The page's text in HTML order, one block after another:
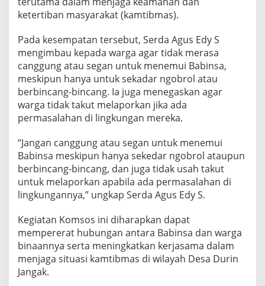
a
r
a
d
i
W
a
r
u
n
o
p
i
ketertiban masyarakat (kamtibmas).
Pada kesempatan tersebut, Serda Agus Edy S
mengimbau kepada warga agar tidak merasa
canggung atau segan untuk menemui Babinsa,
meskipun hanya untuk sekadar ngobrol atau
berbincang-bincang. Ia juga menegaskan agar
warga tidak takut melaporkan jika ada
permasalahan di lingkungan mereka.
“Jangan canggung atau segan untuk menemui
Babinsa meskipun hanya sekedar ngobrol ataupun
berbincang-bincang, dan juga tidak usah takut
untuk melaporkan apabila ada permasalahan di
lingkungannya,” ungkap Serda Agus Edy S.
Kegiatan Komsos ini diharapkan dapat
mempererat hubungan antara Babinsa dan warga
binaannya serta meningkatkan kerjasama dalam
menjaga situasi kamtibmas di wilayah Desa Durin
Jangak.